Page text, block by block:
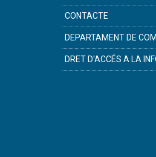
CONTACTE
DEPARTAMENT DE
DRET D'ACCÉS A LA